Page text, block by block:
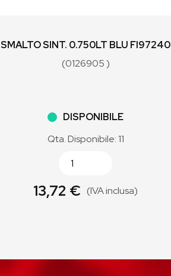
SMALTO SINT. 0.750LT BLU FI97240
(0126905 )
DISPONIBILE
Qta. Disponibile: 11
13,72 € (IVA inclusa)